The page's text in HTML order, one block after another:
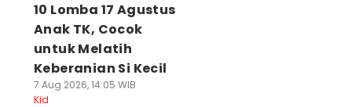
10 Lomba 17 Agustus
Anak TK, Cocok
untuk Melatih
Keberanian Si Kecil
7 Aug 2026, 14:05 WIB
Kid